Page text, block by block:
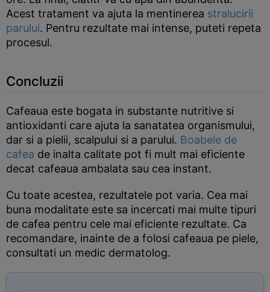
Acest tratament va ajuta la mentinerea stralucirii
parului. Pentru rezultate mai intense, puteti repeta
procesul.
Concluzii
Cafeaua este bogata in substante nutritive si
antioxidanti care ajuta la sanatatea organismului,
dar si a pielii, scalpului si a parului. Boabele de
cafea de inalta calitate pot fi mult mai eficiente
decat cafeaua ambalata sau cea instant.
Cu toate acestea, rezultatele pot varia. Cea mai
buna modalitate este sa incercati mai multe tipuri
de cafea pentru cele mai eficiente rezultate. Ca
recomandare, inainte de a folosi cafeaua pe piele,
consultati un medic dermatolog.